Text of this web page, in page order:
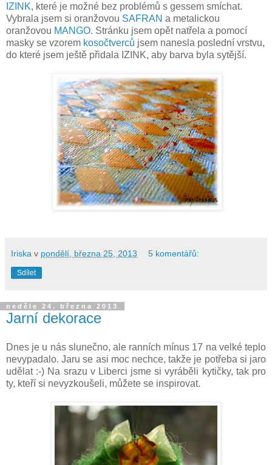
IZINK, které je možné bez problémů s gessem smíchat.
Vybrala jsem si oranžovou SAFRAN a metalickou
oranžovou MANGO. Stránku jsem opět natřela a pomocí
masky se vzorem kosočtverců jsem nanesla poslední vrstvu,
do které jsem ještě přidala IZINK, aby barva byla sytější.
Iriska v pondělí, března 25, 2013 5 komentářů:
Sdílet
neděle 24. března 2013
Jarní dekorace
Dnes je u nás slunečno, ale ranních mínus 17 na velké teplo
nevypadalo. Jaru se asi moc nechce, takže je potřeba si jaro
udělat :-) Na srazu v Liberci jsme si vyráběli kytičky, tak pro
ty, kteří si nevyzkoušeli, můžete se inspirovat.